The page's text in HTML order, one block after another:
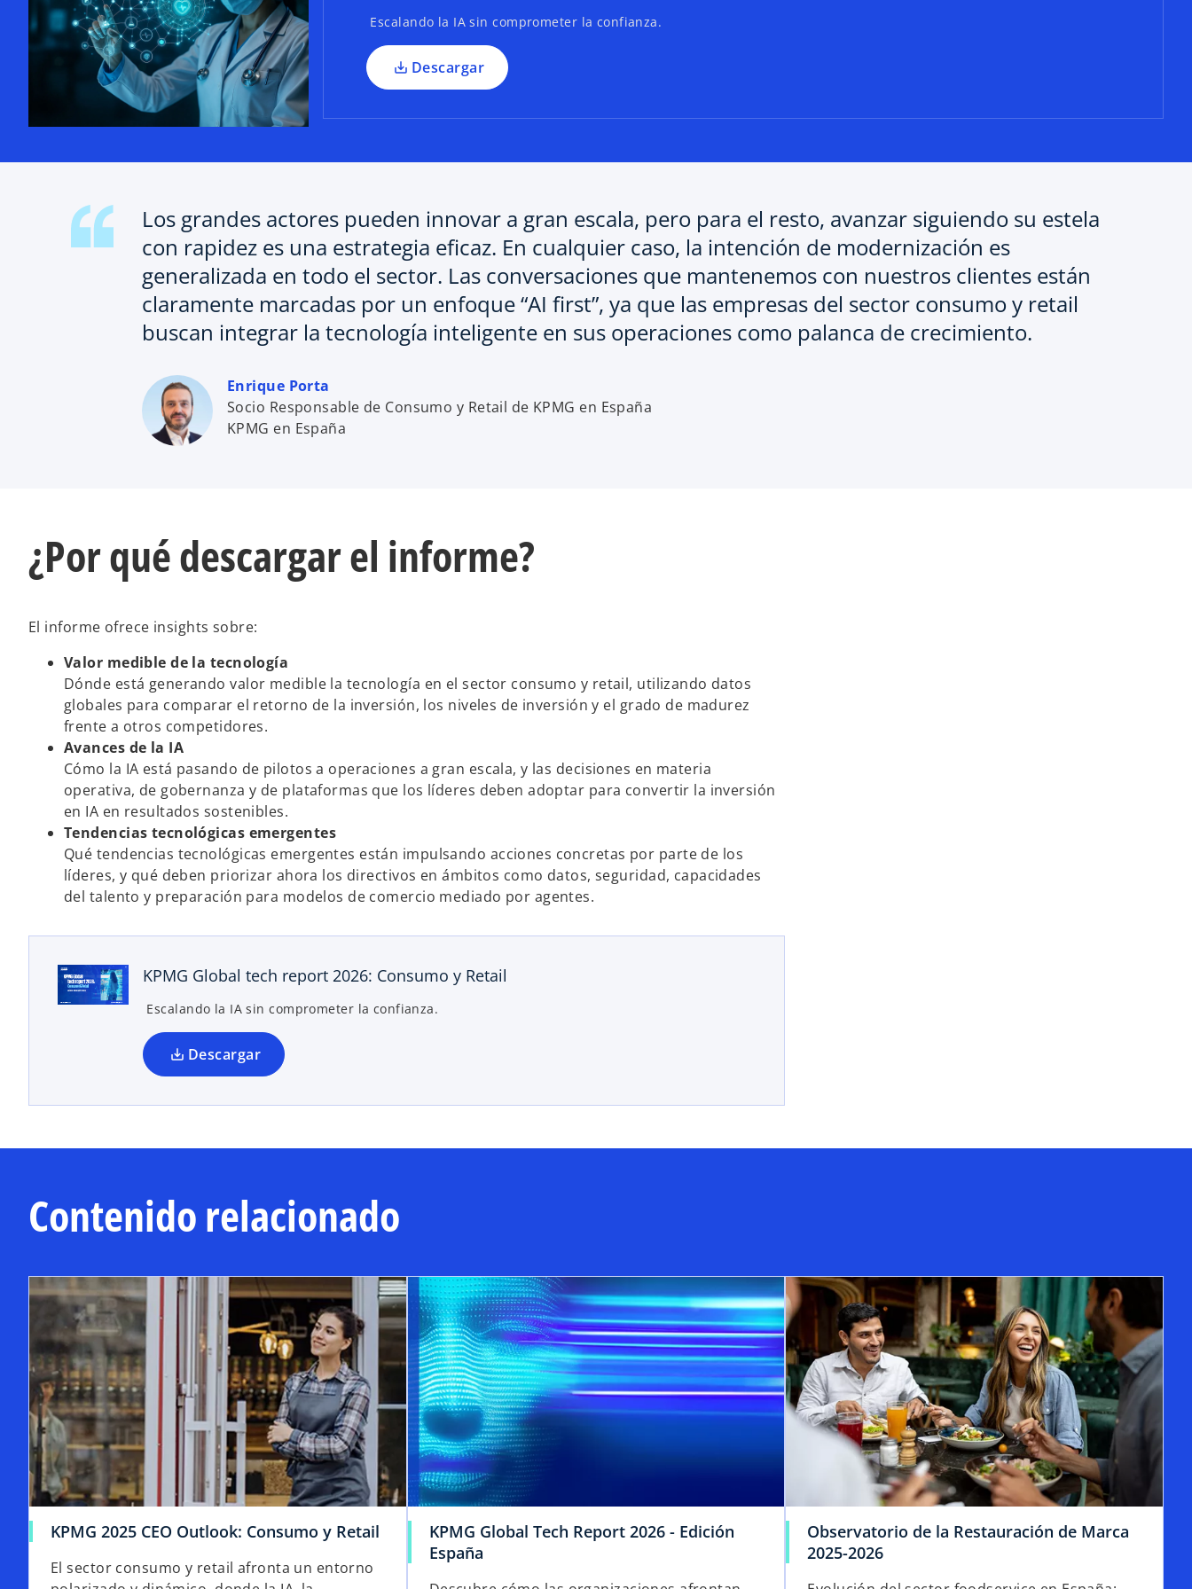
Escalando la IA sin comprometer la confianza.
Descargar
n
e
t
ñ
u
e
v
a
Los grandes actores pueden innovar a gran escala, pero para el resto, avanzar siguiendo su estela
con rapidez es una estrategia eficaz. En cualquier caso, la intención de modernización es
generalizada en todo el sector. Las conversaciones que mantenemos con nuestros clientes están
claramente marcadas por un enfoque “AI first”, ya que las empresas del sector consumo y retail
buscan integrar la tecnología inteligente en sus operaciones como palanca de crecimiento.
Enrique Porta
Socio Responsable de Consumo y Retail de KPMG en España
KPMG en España
¿Por qué descargar el informe?
El informe ofrece insights sobre:
Valor medible de la tecnología
Dónde está generando valor medible la tecnología en el sector consumo y retail, utilizando datos
globales para comparar el retorno de la inversión, los niveles de inversión y el grado de madurez
frente a otros competidores.
Avances de la IA
Cómo la IA está pasando de pilotos a operaciones a gran escala, y las decisiones en materia
operativa, de gobernanza y de plataformas que los líderes deben adoptar para convertir la inversión
en IA en resultados sostenibles.
Tendencias tecnológicas emergentes
Qué tendencias tecnológicas emergentes están impulsando acciones concretas por parte de los
líderes, y qué deben priorizar ahora los directivos en ámbitos como datos, seguridad, capacidades
del talento y preparación para modelos de comercio mediado por agentes.
KPMG Global tech report 2026: Consumo y Retail
Escalando la IA sin comprometer la confianza.
Descargar
s
e
a
b
r
e
u
n
e
t
ñ
u
a
Contenido relacionado
KPMG 2025 CEO Outlook: Consumo y Retail
El sector consumo y retail afronta un entorno
KPMG Global Tech Report 2026 - Edición
España
Observatorio de la Restauración de Marca
2025-2026